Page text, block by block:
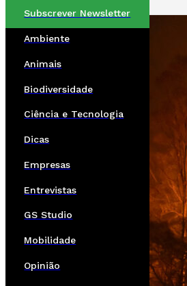
Subscrever Newsletter
Ambiente
Animais
Biodiversidade
Ciência e Tecnologia
Dicas
Empresas
Entrevistas
GS Studio
Mobilidade
Opinião